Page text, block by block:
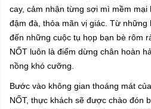
cay, cảm nhận từng sợi mì mềm
đậm đà, thỏa mãn vị giác. Từ những
đến những cuộc tụ họp bạn bè rôm
NỐT luôn là điểm dừng chân hoàn
nồng khó cưỡng.
Bước vào không gian thoáng mát
NỐT, thực khách sẽ được chào đón